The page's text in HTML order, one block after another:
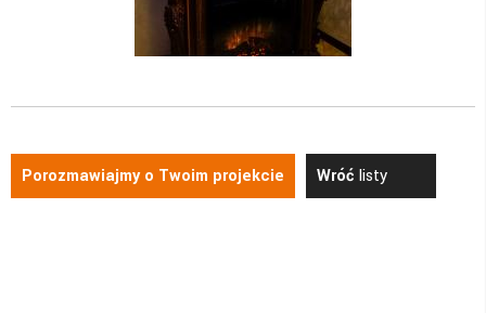
Porozmawiajmy o Twoim projekcie Wróć listy